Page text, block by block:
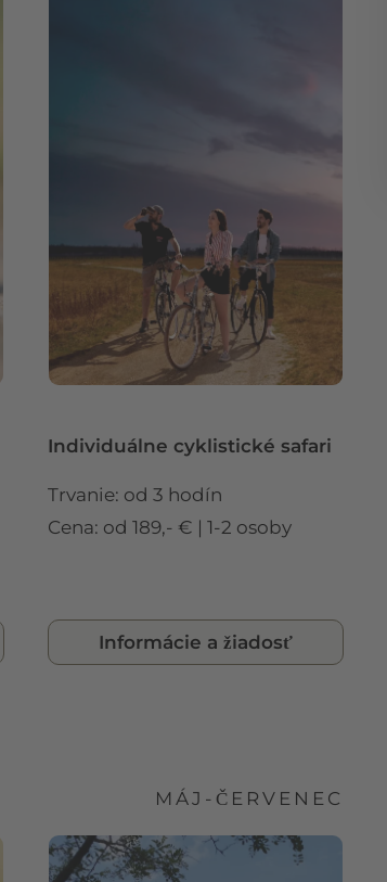
Individuálne cyklistické safari
Trvanie: od 3 hodín
Cena: od 189,- € | 1-2 osoby
Informácie a žiadosť
MÁJ-ČERVENEC